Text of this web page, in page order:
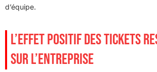
d’équipe.
L’EFFET POSITIF DES TICKETS
SUR L’ENTREPRISE